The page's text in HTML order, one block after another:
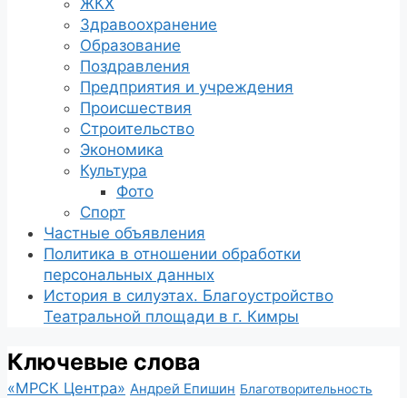
ЖКХ
Здравоохранение
Образование
Поздравления
Предприятия и учреждения
Происшествия
Строительство
Экономика
Культура
Фото
Спорт
Частные объявления
Политика в отношении обработки
персональных данных
История в силуэтах. Благоустройство
Театральной площади в г. Кимры
Ключевые слова
«МРСК Центра» Андрей Епишин Благотворительность